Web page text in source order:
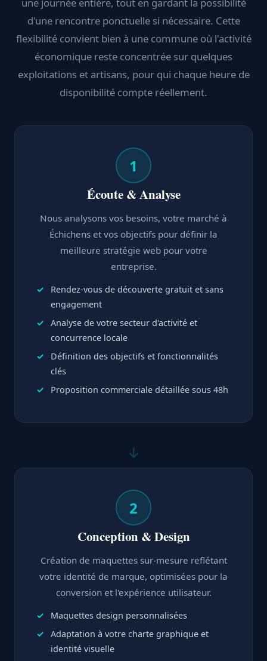
d'une rencontre ponctuelle si nécessaire. Cette
flexibilité convient bien à une commune où l'activité
économique reste concentrée sur quelques
exploitations et artisans, pour qui chaque heure de
disponibilité compte réellement.
1
Écoute & Analyse
Nous analysons vos besoins, votre marché à
Échichens et vos objectifs pour définir la
meilleure stratégie web pour votre
entreprise.
Rendez-vous de découverte gratuit et sans
engagement
Analyse de votre secteur d'activité et
concurrence locale
Définition des objectifs et fonctionnalités
clés
Proposition commerciale détaillée sous 48h
↓
2
Conception & Design
Création de maquettes sur-mesure reflétant
votre identité de marque, optimisées pour la
conversion et l'expérience utilisateur.
Maquettes design personnalisées
Adaptation à votre charte graphique et
identité visuelle